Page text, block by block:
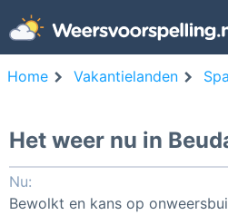
Home Vakantielanden
Het weer nu in
Nu:
Bewolkt en kans op